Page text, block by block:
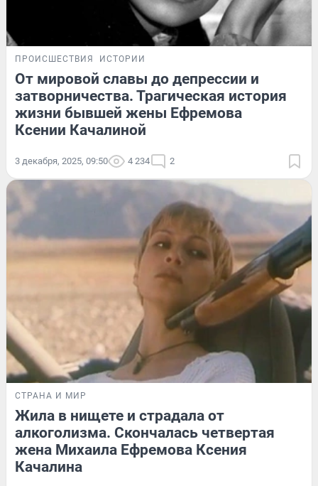
ПРОИСШЕСТВИЯ ИСТОРИИ
От мировой славы до депрессии и
затворничества. Трагическая история
жизни бывшей жены Ефремова
Ксении Качалиной
3 декабря, 2025, 09:50 4 234 2
СТРАНА И МИР
Жила в нищете и страдала от
алкоголизма. Скончалась четвертая
жена Михаила Ефремова Ксения
Качалина